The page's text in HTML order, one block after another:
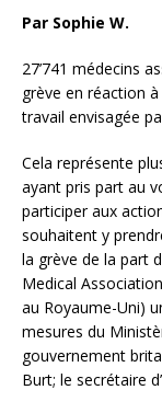
Par Sophie W.
27’741 médecins
grève en réaction
travail envisagée
Cela représente
ayant pris part au
participer aux
souhaitent y
la grève de la part
Medical
au Royaume-Uni)
mesures du
gouvernement
Burt; le secrétaire